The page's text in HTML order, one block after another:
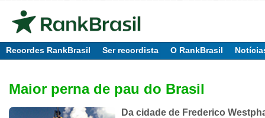
Recordes RankBrasil Ser recordista O RankBrasil
Maior perna de pau do Brasil
Da cidade de Frederico